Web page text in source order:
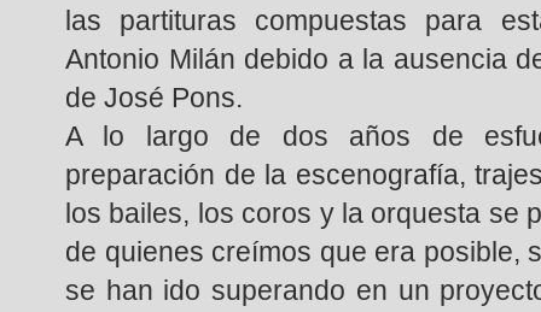
las partituras compuestas para
Antonio Milán debido a la ausencia
de José Pons.
A lo largo de dos años de
preparación de la escenografía,
los bailes, los coros y la orquesta se
de quienes creímos que era posible,
se han ido superando en un